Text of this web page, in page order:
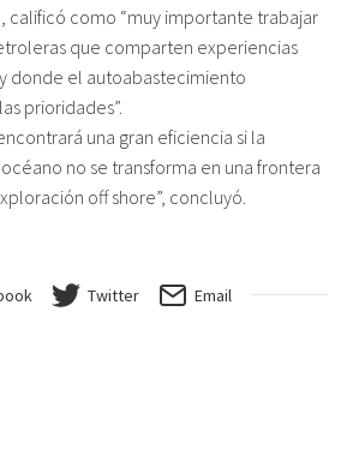
calificó como “muy importante trabajar
que comparten experiencias
y donde el autoabastecimiento
prioridades”.
una gran eficiencia si la
no se transforma en una frontera
off shore”, concluyó.
Twitter Email